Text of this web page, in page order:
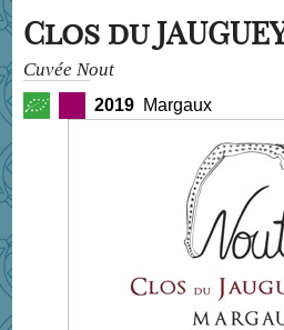
Clos du
Cuvée Nout
2019 Margaux